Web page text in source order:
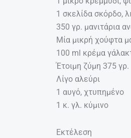
1 σκελίδα σκόρδο,
350 γρ. μανιτάρια
Μία μικρή χούφτα
100 ml κρέμα
Έτοιμη ζύμη 375 γρ.
Λίγο αλεύρι
1 αυγό, χτυπημένο
1 κ. γλ. κύμινο
Εκτέλεση